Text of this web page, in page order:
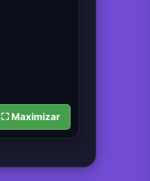
⛶ Maximizar